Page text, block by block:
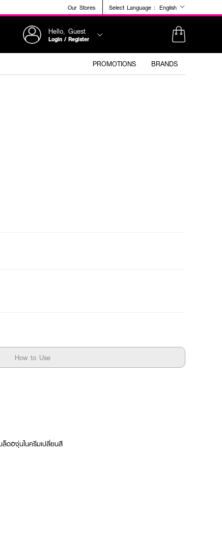
Our Stores Select Language : English
Hello, Guest
Login / Register
PROMOTIONS BRANDS
How to Use
ดองุ่นในครีมเปลี่ยนสี